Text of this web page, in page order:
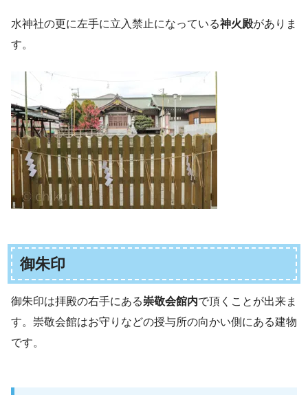
水神社の更に左手に立入禁止になっている神火殿がありま
す。
御朱印
御朱印は拝殿の右手にある崇敬会館内で頂くことが出来ま
す。崇敬会館はお守りなどの授与所の向かい側にある建物
です。